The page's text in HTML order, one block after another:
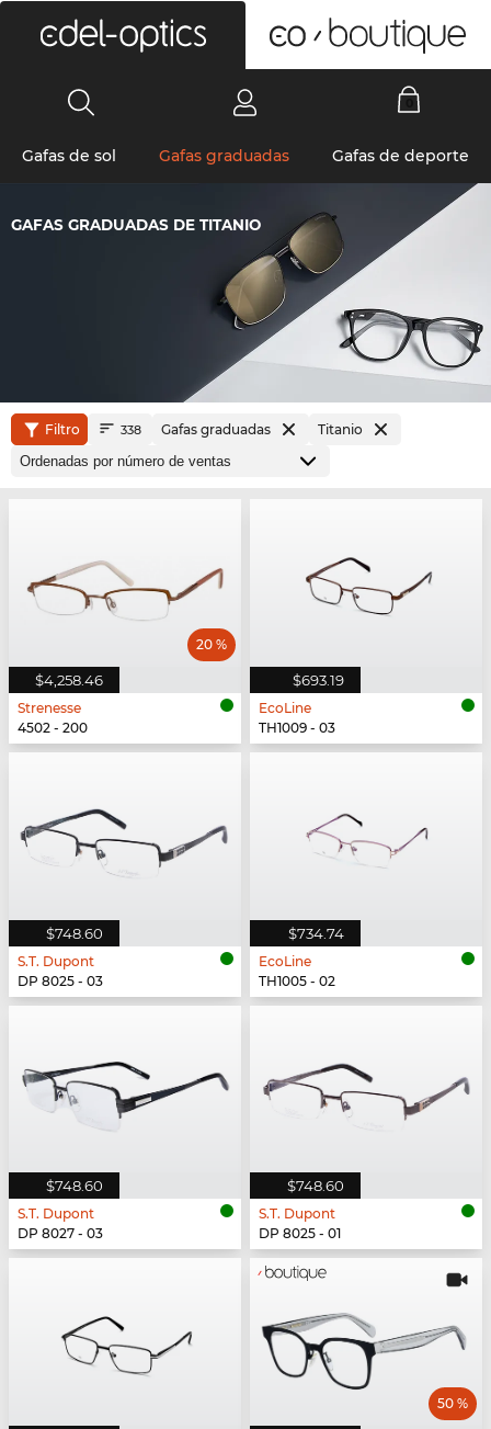
Gafas de sol Gafas graduadas Gafas de deporte
GAFAS GRADUADAS DE TITANIO
Filtro 338 Gafas graduadas Titanio
$4,258.46
20 %
Strenesse
4502 - 200
$693.19
EcoLine
TH1009 - 03
$748.60
S.T. Dupont
DP 8025 - 03
$734.74
EcoLine
TH1005 - 02
$748.60
S.T. Dupont
DP 8027 - 03
$748.60
S.T. Dupont
DP 8025 - 01
50 %